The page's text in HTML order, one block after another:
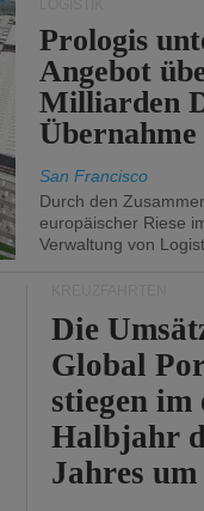
Prologis
Angebot
Milliarden
Übernahme
San Francisco
Durch den
europäischer Riese
Verwaltung von
Die
Global
stiegen im
Halbjahr
Jahres